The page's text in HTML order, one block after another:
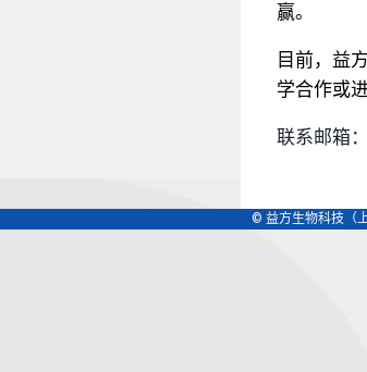
赢。
目前，益
学合作或
联系邮箱
© 益方生物科技